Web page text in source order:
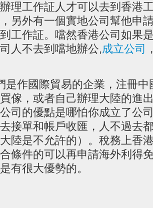
理工作証人才可以去到香港
另外有一個實地公司幫他申
工作証。噹然香港公司如果
人不去到噹地辦公,成立公司
是作國際貿易的企業，注冊
傢，或者自己辦理大陸的進
司的優點是哪怕你成立了公
接單和帳戶收匯，人不過去
陸是不允許的）。稅務上香
條件的可以再申請海外利得
有很大優勢的。